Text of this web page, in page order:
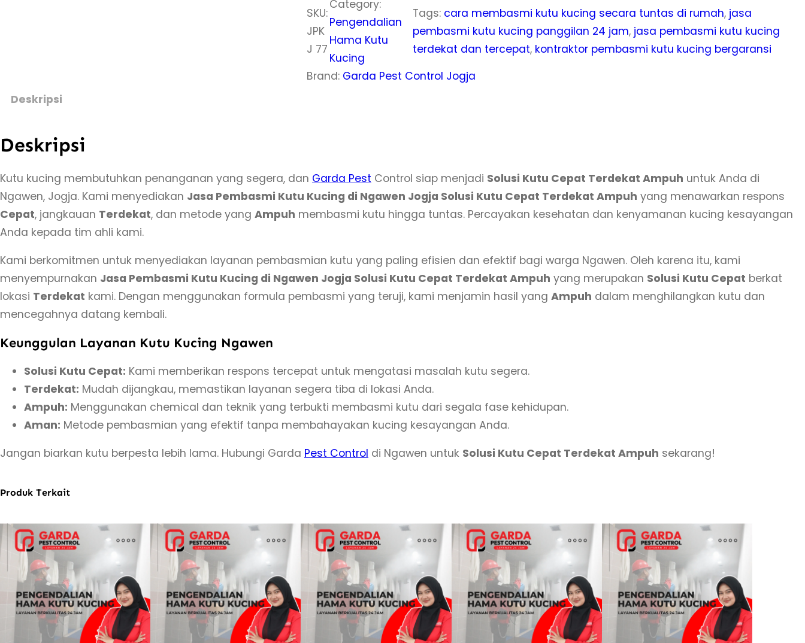
a
n
t
a
P
e
b
a
s
u
K
c
d
SKU:
JPK
J 77
Category:
Pengendalian
Hama Kutu
Kucing
Tags: cara membasmi kutu kucing secara tuntas di rumah, jasa
pembasmi kutu kucing panggilan 24 jam, jasa pembasmi kutu kucing
terdekat dan tercepat, kontraktor pembasmi kutu kucing bergaransi
Brand: Garda Pest Control Jogja
Deskripsi
Deskripsi
Kutu kucing membutuhkan penanganan yang segera, dan Garda Pest Control siap menjadi Solusi Kutu Cepat Terdekat Ampuh untuk Anda di
Ngawen, Jogja. Kami menyediakan Jasa Pembasmi Kutu Kucing di Ngawen Jogja Solusi Kutu Cepat Terdekat Ampuh yang menawarkan respons
Cepat, jangkauan Terdekat, dan metode yang Ampuh membasmi kutu hingga tuntas. Percayakan kesehatan dan kenyamanan kucing kesayangan
Anda kepada tim ahli kami.
Kami berkomitmen untuk menyediakan layanan pembasmian kutu yang paling efisien dan efektif bagi warga Ngawen. Oleh karena itu, kami
menyempurnakan Jasa Pembasmi Kutu Kucing di Ngawen Jogja Solusi Kutu Cepat Terdekat Ampuh yang merupakan Solusi Kutu Cepat berkat
lokasi Terdekat kami. Dengan menggunakan formula pembasmi yang teruji, kami menjamin hasil yang Ampuh dalam menghilangkan kutu dan
mencegahnya datang kembali.
Keunggulan Layanan Kutu Kucing Ngawen
Solusi Kutu Cepat: Kami memberikan respons tercepat untuk mengatasi masalah kutu segera.
Terdekat: Mudah dijangkau, memastikan layanan segera tiba di lokasi Anda.
Ampuh: Menggunakan chemical dan teknik yang terbukti membasmi kutu dari segala fase kehidupan.
Aman: Metode pembasmian yang efektif tanpa membahayakan kucing kesayangan Anda.
Jangan biarkan kutu berpesta lebih lama. Hubungi Garda Pest Control di Ngawen untuk Solusi Kutu Cepat Terdekat Ampuh sekarang!
Produk Terkait